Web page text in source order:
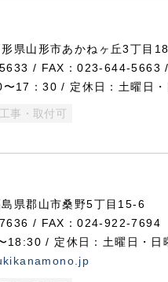
県山形市あかねヶ丘3丁目
/ FAX：023-644-
17：30 / 定休日：土曜日・
工事・取付可
県郡山市桑野5丁目15-6
/ FAX：024-922-7694
18:30 / 定休日：土曜日・日